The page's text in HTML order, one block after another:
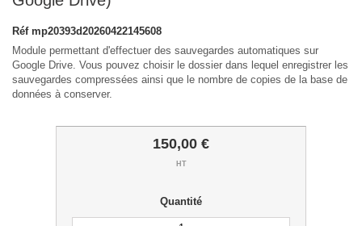
Réf mp20393d20260422145608
Module permettant d'effectuer des sauvegardes automatiques sur
Google Drive. Vous pouvez choisir le dossier dans lequel enregistrer les
sauvegardes compressées ainsi que le nombre de copies de la base de
données à conserver.
150,00 €
HT
Quantité